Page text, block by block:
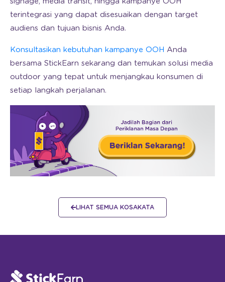
terintegrasi yang dapat disesuaikan dengan target
audiens dan tujuan bisnis Anda.
Konsultasikan kebutuhan kampanye OOH Anda
bersama StickEarn sekarang dan temukan solusi media
outdoor yang tepat untuk menjangkau konsumen di
setiap langkah perjalanan.
LIHAT SEMUA KOSAKATA